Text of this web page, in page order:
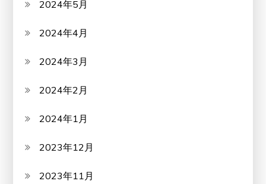
2024年5月
2024年4月
2024年3月
2024年2月
2024年1月
2023年12月
2023年11月